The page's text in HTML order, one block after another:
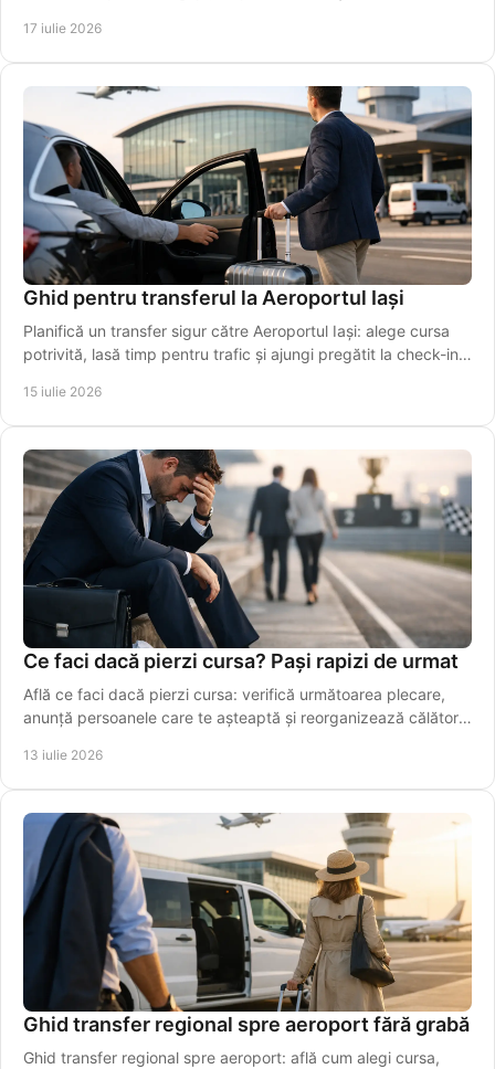
17 iulie 2026
Ghid pentru transferul la Aeroportul Iași
Planifică un transfer sigur către Aeroportul Iași: alege cursa
potrivită, lasă timp pentru trafic și ajungi pregătit la check-in,
15 iulie 2026
Ce faci dacă pierzi cursa? Pași rapizi de urmat
Află ce faci dacă pierzi cursa: verifică următoarea plecare,
anunță persoanele care te așteaptă și reorganizează călătoria
13 iulie 2026
Ghid transfer regional spre aeroport fără grabă
Ghid transfer regional spre aeroport: află cum alegi cursa,